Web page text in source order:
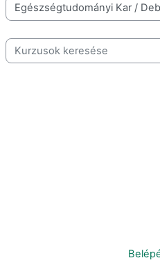
Kurzuskategóriák
Kurzusok keresése